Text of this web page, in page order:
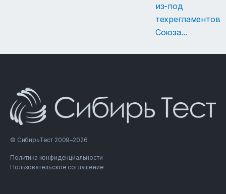
из-под
техрегламентов
Союза...
© СибирьТест 2009–2026
Политика конфиденциальности
Пользовательское соглашение